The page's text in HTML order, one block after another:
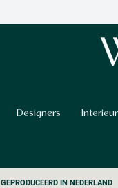
Designers
GEPRODUCEERD IN NEDERLAND